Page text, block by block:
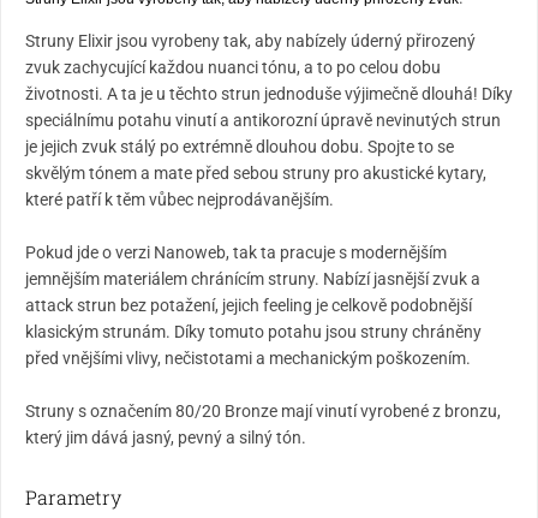
Struny Elixir jsou vyrobeny tak, aby nabízely úderný přirozený
zvuk zachycující každou nuanci tónu, a to po celou dobu
životnosti. A ta je u těchto strun jednoduše výjimečně dlouhá! Díky
speciálnímu potahu vinutí a antikorozní úpravě nevinutých strun
je jejich zvuk stálý po extrémně dlouhou dobu. Spojte to se
skvělým tónem a mate před sebou struny pro akustické kytary,
které patří k těm vůbec nejprodávanějším.
Pokud jde o verzi Nanoweb, tak ta pracuje s modernějším
jemnějším materiálem chránícím struny. Nabízí jasnější zvuk a
attack strun bez potažení, jejich feeling je celkově podobnější
klasickým strunám. Díky tomuto potahu jsou struny chráněny
před vnějšími vlivy, nečistotami a mechanickým poškozením.
Struny s označením 80/20 Bronze mají vinutí vyrobené z bronzu,
který jim dává jasný, pevný a silný tón.
Parametry